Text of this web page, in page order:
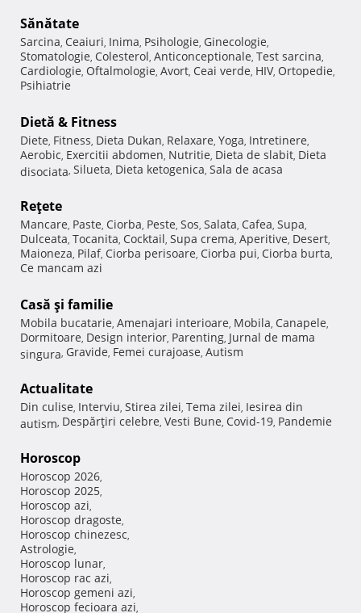
Sănătate
Sarcina, Ceaiuri, Inima, Psihologie, Ginecologie,
Stomatologie, Colesterol, Anticonceptionale, Test sarcina,
Cardiologie, Oftalmologie, Avort, Ceai verde, HIV, Ortopedie,
Psihiatrie
Dietă & Fitness
Diete, Fitness, Dieta Dukan, Relaxare, Yoga, Intretinere,
Aerobic, Exercitii abdomen, Nutritie, Dieta de slabit, Dieta
disociata, Silueta, Dieta ketogenica, Sala de acasa
Reţete
Mancare, Paste, Ciorba, Peste, Sos, Salata, Cafea, Supa,
Dulceata, Tocanita, Cocktail, Supa crema, Aperitive, Desert,
Maioneza, Pilaf, Ciorba perisoare, Ciorba pui, Ciorba burta,
Ce mancam azi
Casă şi familie
Mobila bucatarie, Amenajari interioare, Mobila, Canapele,
Dormitoare, Design interior, Parenting, Jurnal de mama
singura, Gravide, Femei curajoase, Autism
Actualitate
Din culise, Interviu, Stirea zilei, Tema zilei, Iesirea din
autism, Despărţiri celebre, Vesti Bune, Covid-19, Pandemie
Horoscop
Horoscop 2026,
Horoscop 2025,
Horoscop azi,
Horoscop dragoste,
Horoscop chinezesc,
Astrologie,
Horoscop lunar,
Horoscop rac azi,
Horoscop gemeni azi,
Horoscop fecioara azi,